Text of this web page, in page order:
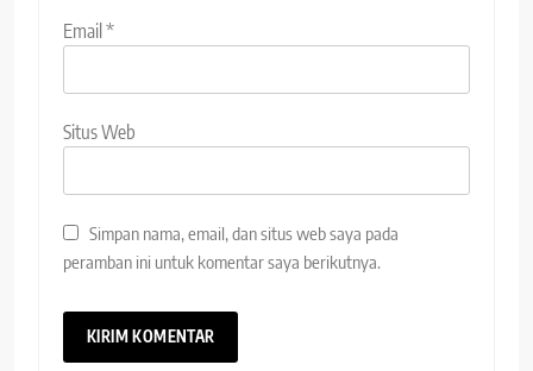
Email*
Situs Web
Simpan nama, email, dan situs web saya pada
peramban ini untuk komentar saya berikutnya.